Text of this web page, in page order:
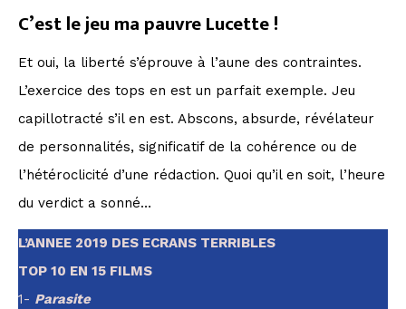
C’est le jeu ma pauvre Lucette !
Et oui, la liberté s’éprouve à l’aune des contraintes.
L’exercice des tops en est un parfait exemple. Jeu
capillotracté s’il en est. Abscons, absurde, révélateur
de personnalités, significatif de la cohérence ou de
l’hétéroclicité d’une rédaction. Quoi qu’il en soit, l’heure
du verdict a sonné…
L’ANNEE 2019 DES ECRANS TERRIBLES
TOP 10 EN 15 FILMS
1- Parasite